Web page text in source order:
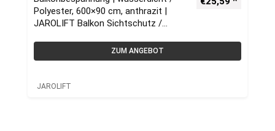
Polyester, 600×90 cm, anthrazit |
JAROLIFT Balkon Sichtschutz /
ZUM ANGEBOT
JAROLIFT